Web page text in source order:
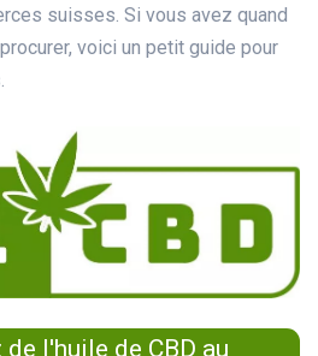
suisses. Si vous avez quand
voici un petit guide pour
l'huile de CBD au